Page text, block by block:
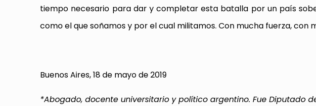
tiempo necesario para dar y completar esta batalla por un país
como el que soñamos y por el cual militamos. Con mucha fuerza, con
Buenos Aires, 18 de mayo de 2019
*Abogado, docente universitario y político argentino. Fue Diputado